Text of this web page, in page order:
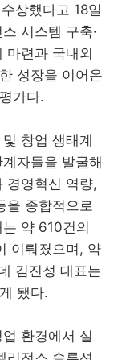
상했다고 18일
시스템 구축·
마련과 국내외
성장을 이어온
가다.
창업 생태계
자들을 발굴해
경영혁신 역량,
을 종합적으로
약 610건의
이뤄졌으며, 약
김진성 대표는
됐다.
환경에서 실